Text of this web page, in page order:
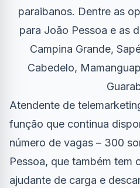
paraibanos. Dentre as
para João Pessoa e as
Campina Grande,
Cabedelo,
Atendente de
função que continua
número de vagas – 300
Pessoa, que também tem
ajudante de carga e